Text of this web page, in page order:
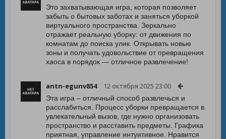
Это захватывающая игра, которая позволяет
забыть о бытовых заботах и заняться уборкой
виртуального пространства. Зеркально
отражает реальную уборку: от движения по
комнатам до поиска улик. Открывать новые
зоны и получать удовольствие от превращения
хаоса в порядок — отличное развлечение!
antn-egunv854 12 октября 2025 23:00
Эта игра – отличный способ развлечься и
расслабиться. Процесс уборки превращается в
увлекательный вызов, где нужно организовать
пространство и расставить предметы. Графика
приятная, управление интуитивное. Нравится